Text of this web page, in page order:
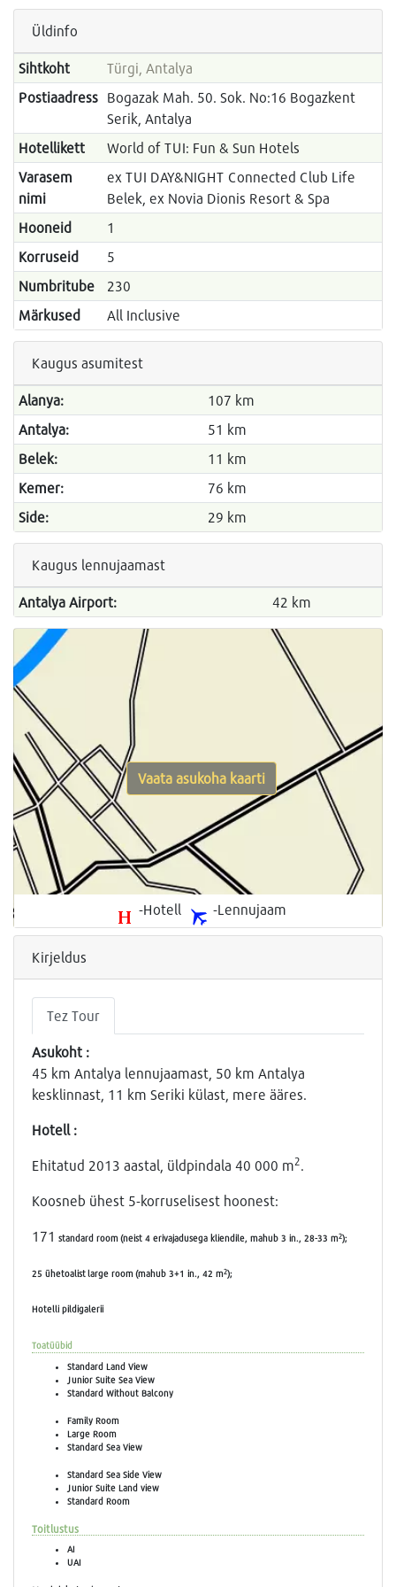
Üldinfo
Sihtkoht
Türgi, Antalya
Postiaadress Bogazak Mah. 50. Sok. No:16 Bogazkent
Serik, Antalya
Hotellikett
World of TUI: Fun & Sun Hotels
Varasem
nimi
ex TUI DAY&NIGHT Connected Club Life
Belek, ex Novia Dionis Resort & Spa
Hooneid
1
Korruseid
5
Numbritube
230
Märkused
All Inclusive
Kaugus asumitest
Alanya:
107 km
Antalya:
51 km
Belek:
11 km
Kemer:
76 km
Side:
29 km
Kaugus lennujaamast
Antalya Airport: 42 km
-Hotell -Lennujaam
Vaata asukoha kaarti
Kirjeldus
Tez Tour
Asukoht :
45 km Antalya lennujaamast, 50 km Antalya
kesklinnast, 11 km Seriki külast, mere ääres.
Hotell :
Ehitatud 2013 aastal, üldpindala 40 000 m2.
Koosneb ühest 5-korruselisest hoonest:
171 standard room(neist 4 erivajadusega kliendile, mahub 3 in., 28-33 m2);
25 ühetoalist large room(mahub 3+1 in., 42 m2);
Hotelli pildigalerii
Toatüübid
Standard Land View
Junior Suite Sea View
Standard Without Balcony
Family Room
Large Room
Standard Sea View
Standard Sea Side View
Junior Suite Land view
Standard Room
Toitlustus
AI
UAI